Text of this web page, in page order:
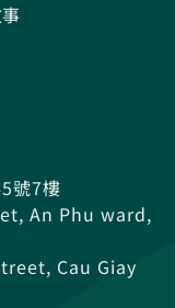
號7樓
An Phu ward,
Cau Giay